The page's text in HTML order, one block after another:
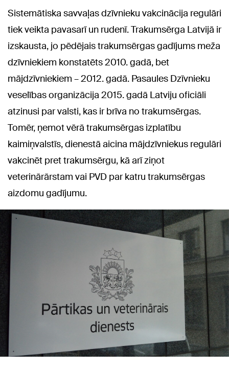
Sistemātiska savvaļas dzīvnieku vakcinācija regulāri
tiek veikta pavasarī un rudenī. Trakumsērga Latvijā ir
izskausta, jo pēdējais trakumsērgas gadījums meža
dzīvniekiem konstatēts 2010. gadā, bet
mājdzīvniekiem – 2012. gadā. Pasaules Dzīvnieku
veselības organizācija 2015. gadā Latviju oficiāli
atzinusi par valsti, kas ir brīva no trakumsērgas.
Tomēr, ņemot vērā trakumsērgas izplatību
kaimiņvalstīs, dienestā aicina mājdzīvniekus regulāri
vakcinēt pret trakumsērgu, kā arī ziņot
veterinārārstam vai PVD par katru trakumsērgas
aizdomu gadījumu.